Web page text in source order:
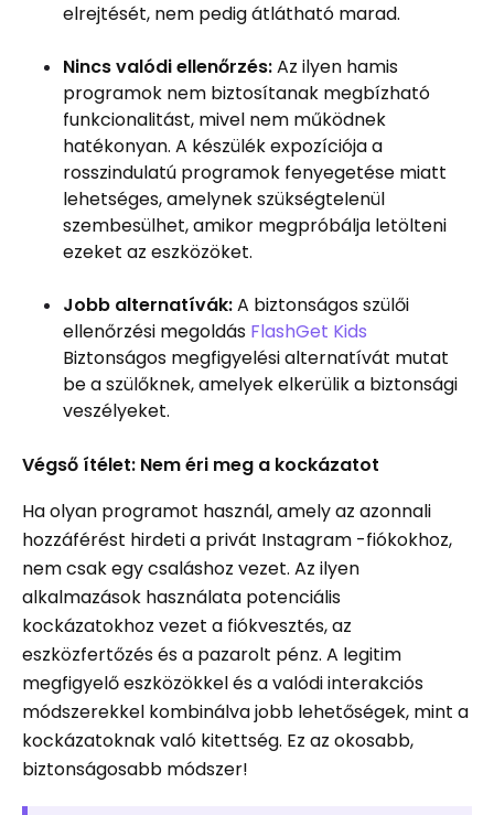
elrejtését, nem pedig átlátható marad.
Nincs valódi ellenőrzés:Az ilyen hamis
programok nem biztosítanak megbízható
funkcionalitást, mivel nem működnek
hatékonyan. A készülék expozíciója a
rosszindulatú programok fenyegetése miatt
lehetséges, amelynek szükségtelenül
szembesülhet, amikor megpróbálja letölteni
ezeket az eszközöket.
Jobb alternatívák:A biztonságos szülői
ellenőrzési megoldás FlashGet Kids
Biztonságos megfigyelési alternatívát mutat
be a szülőknek, amelyek elkerülik a biztonsági
veszélyeket.
Végső ítélet: Nem éri meg a kockázatot
Ha olyan programot használ, amely az azonnali
hozzáférést hirdeti a privát Instagram -fiókokhoz,
nem csak egy csaláshoz vezet. Az ilyen
alkalmazások használata potenciális
kockázatokhoz vezet a fiókvesztés, az
eszközfertőzés és a pazarolt pénz. A legitim
megfigyelő eszközökkel és a valódi interakciós
módszerekkel kombinálva jobb lehetőségek, mint a
kockázatoknak való kitettség. Ez az okosabb,
biztonságosabb módszer!